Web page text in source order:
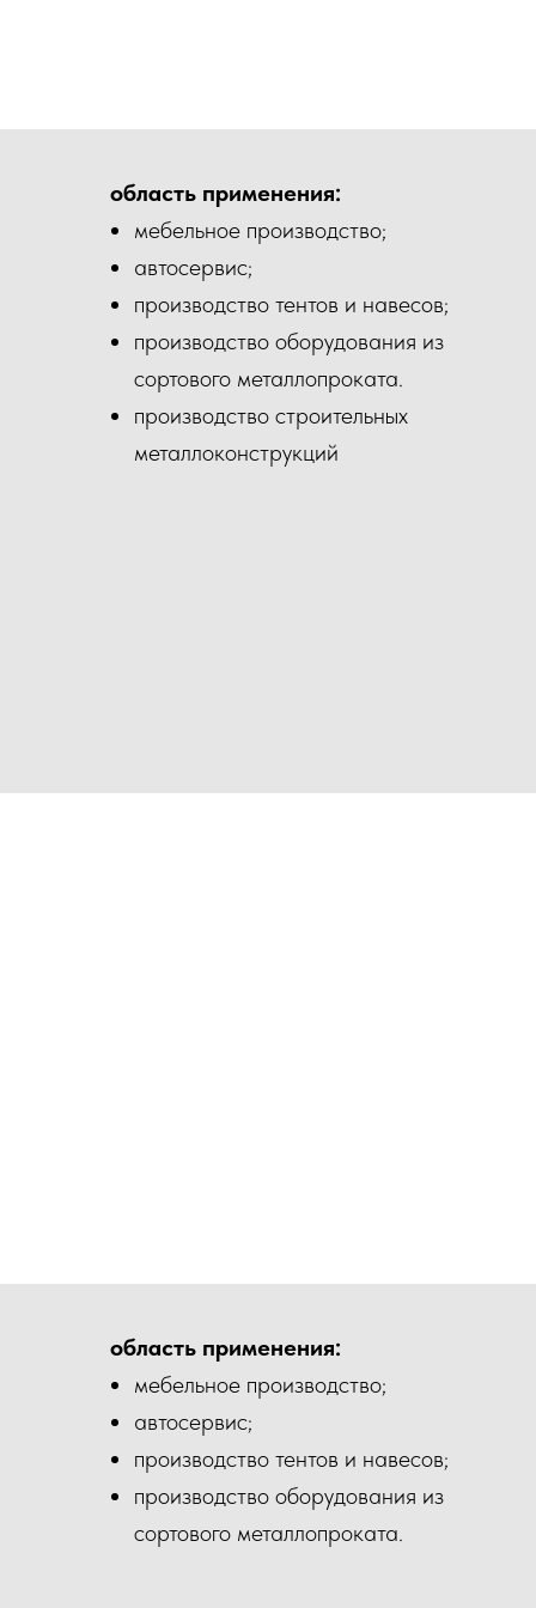
область применения:
мебельное производство;
автосервис;
производство тентов и навесов;
производство оборудования из
сортового металлопроката.
производство строительных
металлоконструкций
область применения:
мебельное производство;
автосервис;
производство тентов и навесов;
производство оборудования из
сортового металлопроката.